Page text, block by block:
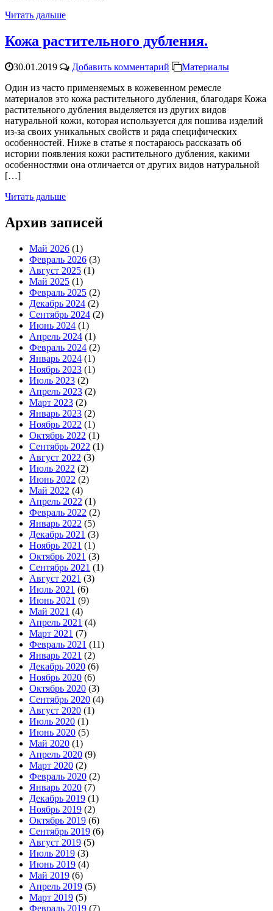
Читать дальше
Кожа растительного дубления.
30.01.2019 Добавить комментарий
Материалы
Один из часто применяемых в кожевенном ремесле
материалов это кожа растительного дубления, благодаря Кожа
растительного дубления выделяется из других видов
натуральной кожи, которая используется для пошива изделий
из-за своих уникальных свойств и ряда специфических
особенностей. Ниже в статье я постараюсь рассказать об
истории появления кожи растительного дубления, какими
особенностями она отличается от других видов натуральной
[…]
Читать дальше
Архив записей
Май 2026 (1)
Февраль 2026 (3)
Август 2025 (1)
Май 2025 (1)
Февраль 2025 (2)
Декабрь 2024 (2)
Сентябрь 2024 (2)
Июнь 2024 (1)
Апрель 2024 (1)
Февраль 2024 (2)
Январь 2024 (1)
Ноябрь 2023 (1)
Июль 2023 (2)
Апрель 2023 (2)
Март 2023 (2)
Январь 2023 (2)
Ноябрь 2022 (1)
Октябрь 2022 (1)
Сентябрь 2022 (1)
Август 2022 (3)
Июль 2022 (2)
Июнь 2022 (2)
Май 2022 (4)
Апрель 2022 (1)
Февраль 2022 (2)
Январь 2022 (5)
Декабрь 2021 (3)
Ноябрь 2021 (1)
Октябрь 2021 (3)
Сентябрь 2021 (1)
Август 2021 (3)
Июль 2021 (6)
Июнь 2021 (9)
Май 2021 (4)
Апрель 2021 (4)
Март 2021 (7)
Февраль 2021 (11)
Январь 2021 (2)
Декабрь 2020 (6)
Ноябрь 2020 (6)
Октябрь 2020 (3)
Сентябрь 2020 (4)
Август 2020 (1)
Июль 2020 (1)
Июнь 2020 (5)
Май 2020 (1)
Апрель 2020 (9)
Март 2020 (2)
Февраль 2020 (2)
Январь 2020 (7)
Декабрь 2019 (1)
Ноябрь 2019 (2)
Октябрь 2019 (6)
Сентябрь 2019 (6)
Август 2019 (5)
Июль 2019 (3)
Июнь 2019 (4)
Май 2019 (6)
Апрель 2019 (5)
Март 2019 (5)
Февраль 2019 (7)